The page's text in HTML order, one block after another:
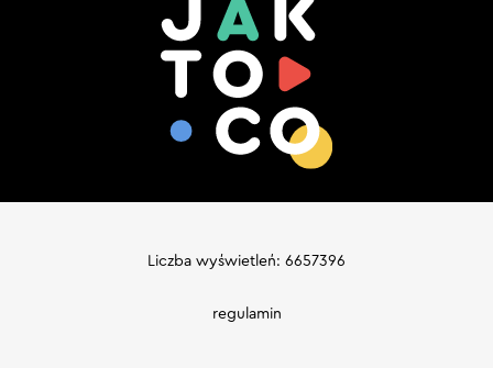
Liczba wyświetleń: 6657396
regulamin